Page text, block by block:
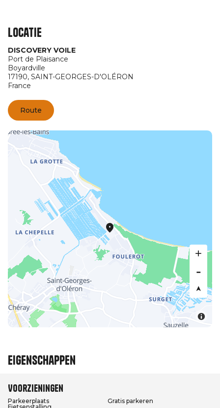
Locatie
DISCOVERY VOILE
Port de Plaisance
Boyardville
17190, SAINT-GEORGES-D'OLÉRON
France
Route
Eigenschappen
Voorzieningen
Parkeerplaats
Gratis parkeren